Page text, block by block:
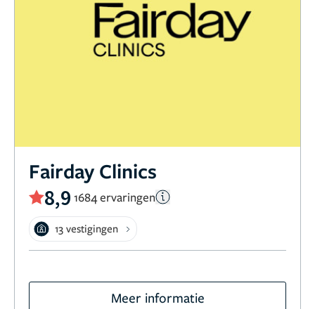
Fairday Clinics
8,9 1684 ervaringen
13 vestigingen
Meer informatie